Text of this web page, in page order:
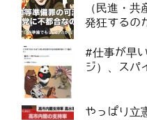
（民進・
発狂するの
#仕事が早
ジ）、スパ
やっぱり立